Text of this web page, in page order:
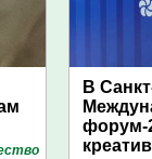
В
форум-